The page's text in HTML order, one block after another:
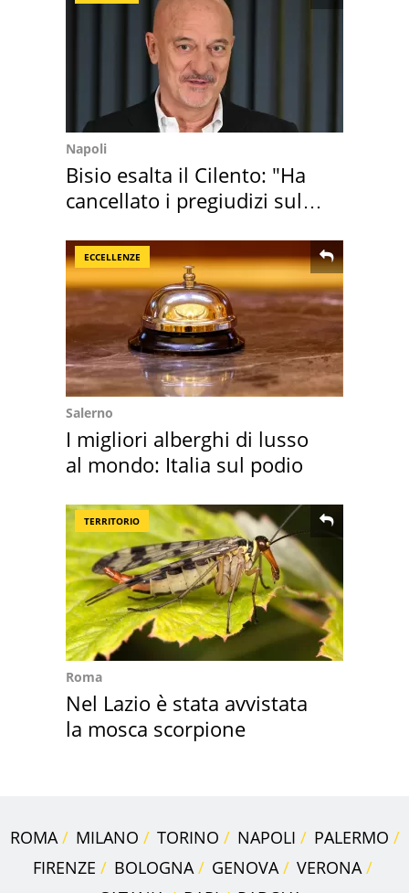
Napoli
Bisio esalta il Cilento: "Ha
cancellato i pregiudizi sul
ECCELLENZE
Salerno
I migliori alberghi di lusso
al mondo: Italia sul podio
TERRITORIO
Roma
Nel Lazio è stata avvistata
la mosca scorpione
ROMA MILANO TORINO NAPOLI
PALERMO
FIRENZE
BOLOGNA GENOVA
VERONA